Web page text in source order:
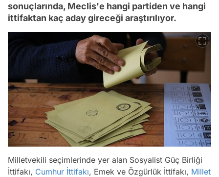
sonuçlarında, Meclis'e hangi partiden ve hangi
ittifaktan kaç aday gireceği araştırılıyor.
Milletvekili seçimlerinde yer alan Sosyalist Güç Birliği
İttifakı, Cumhur İttifakı, Emek ve Özgürlük İttifakı, Millet